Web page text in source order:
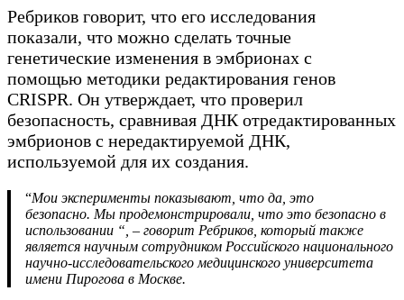
Ребриков говорит, что его исследования
показали, что можно сделать точные
генетические изменения в эмбрионах с
помощью методики редактирования генов
CRISPR. Он утверждает, что проверил
безопасность, сравнивая ДНК отредактированных
эмбрионов с нередактируемой ДНК,
используемой для их создания.
“Мои эксперименты показывают, что да, это
безопасно. Мы продемонстрировали, что это безопасно в
использовании “, – говорит Ребриков, который также
является научным сотрудником Российского национального
научно-исследовательского медицинского университета
имени Пирогова в Москве.